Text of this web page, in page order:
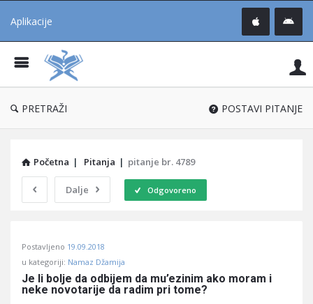
Aplikacije
®
PRETRAŽI POSTAVI PITANJE
Početna | Pitanja | pitanje br. 4789
Dalje Odgovoreno
Učene
Latest
Postavljeno 19.09.2018
u kategoriji: Namaz Džamija
Je li bolje da odbijem da mu’ezinim ako moram i
neke novotarije da radim pri tome?